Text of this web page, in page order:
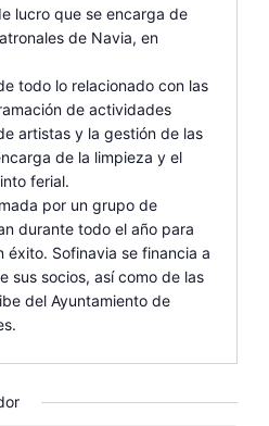
lucro que se encarga de
de Navia, en
todo lo relacionado con las
de actividades
artistas y la gestión de las
de la limpieza y el
ferial.
por un grupo de
durante todo el año para
éxito. Sofinavia se financia a
sus socios, así como de las
del Ayuntamiento de